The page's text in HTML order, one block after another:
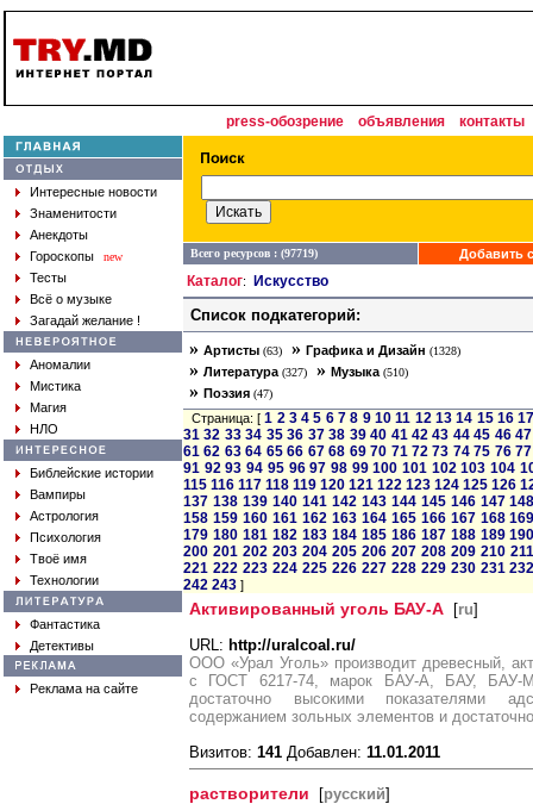
press-обозрение объявления контакты
Интересные новости
Знаменитости
Анекдоты
Гороскопы
new
Тесты
Всё о музыке
Загадай желание !
Аномалии
Мистика
Магия
НЛО
Библейские истории
Вампиры
Астрология
Психология
Твоё имя
Технологии
Фантастика
Детективы
Реклама на сайте
Всего ресурсов : (97719) Добавить
Каталог: Искусство
Список подкатегорий:
» Артисты (63) » Графика и Дизайн (1328)
» Литература (327) » Музыка (510)
» Поэзия (47)
Страница: [1 2 3 4 5 6 7 8 9 10 11 12 13 14 15 16
31 32 33 34 35 36 37 38 39 40 41 42 43 44 45 46 47
61 62 63 64 65 66 67 68 69 70 71 72 73 74 75 76 77
91 92 93 94 95 96 97 98 99 100 101 102 103 104
115 116 117 118 119 120 121 122 123 124 125 126
137 138 139 140 141 142 143 144 145 146 147
158 159 160 161 162 163 164 165 166 167 168
179 180 181 182 183 184 185 186 187 188 189
200 201 202 203 204 205 206 207 208 209 210 211
221 222 223 224 225 226 227 228 229 230 231
242 243 ]
Активированный уголь БАУ-А [ru]
URL: http://uralcoal.ru/
ООО «Урал Уголь» производит древесный,
с ГОСТ 6217-74, марок БАУ-А, БАУ, БАУ-
достаточно высокими показателями
содержанием зольных элементов и
Визитов: 141 Добавлен: 11.01.2011
растворители [русский]